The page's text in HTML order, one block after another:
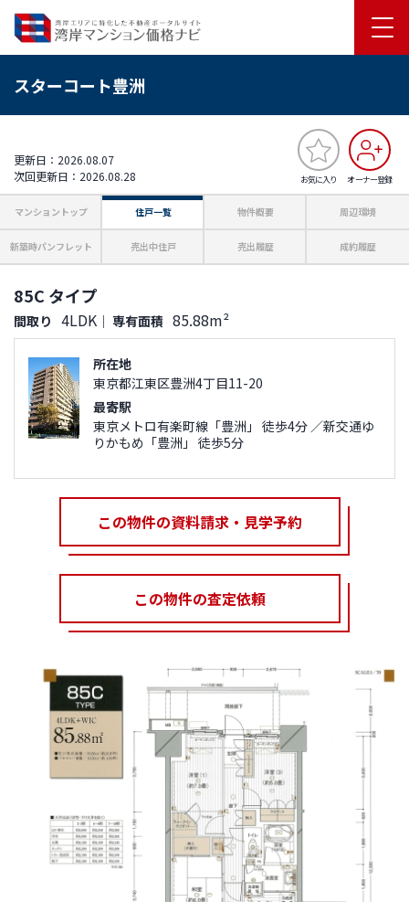
スターコート豊洲
お気に入り オーナー登録
更新日：2026.08.07
次回更新日：2026.08.28
マンショントップ 住戸一覧 物件概要 周辺環境
新築時パンフレット 売出中住戸 売出履歴 成約履歴
85C タイプ
間取り 4LDK ｜ 専有面積 85.88m²
所在地
東京都江東区豊洲4丁目11-20
最寄駅
東京メトロ有楽町線「豊洲」 徒歩4分 ／新交通ゆ
りかもめ「豊洲」 徒歩5分
この物件の資料請求・見学予約
この物件の査定依頼